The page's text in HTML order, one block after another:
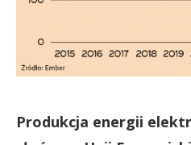
Produkcja energii